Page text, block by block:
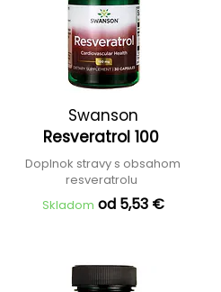
Swanson
Resveratrol 100
Doplnok stravy s obsahom
resveratrolu
Skladom od 5,53 €